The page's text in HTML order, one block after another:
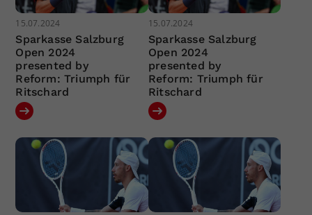
15.07.2024
Sparkasse Salzburg
Open 2024
presented by
Reform: Triumph für
Ritschard
15.07.2024
Sparkasse Salzburg
Open 2024
presented by
Reform: Triumph für
Ritschard